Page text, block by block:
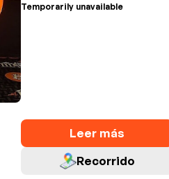
Temporarily unavailable
Leer más
Recorrido